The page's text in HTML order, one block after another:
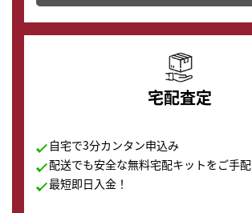
の購入もできます♪
宅配査定
自宅で3分カンタン申込み
配送でも安全な無料宅配キットをご手配
最短即日入金！